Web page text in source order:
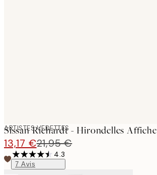
ARTISTES VEDETTES
Sissan Richardt - Hirondelles Affiche
13,17 €21,95 €
4.3
7 Avis